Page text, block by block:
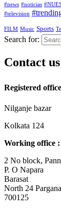
#news #noticias
#television
FILM Music Sports
Search for:
Contact us
Registered
Nilganje bazar
Kolkata 124
Working office :
2 No block,
P. O Napara
Barasat
North 24
700125